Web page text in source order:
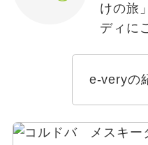
けの旅
ディに
e-veryの